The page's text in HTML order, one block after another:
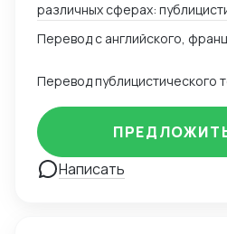
различных сферах:
Написать